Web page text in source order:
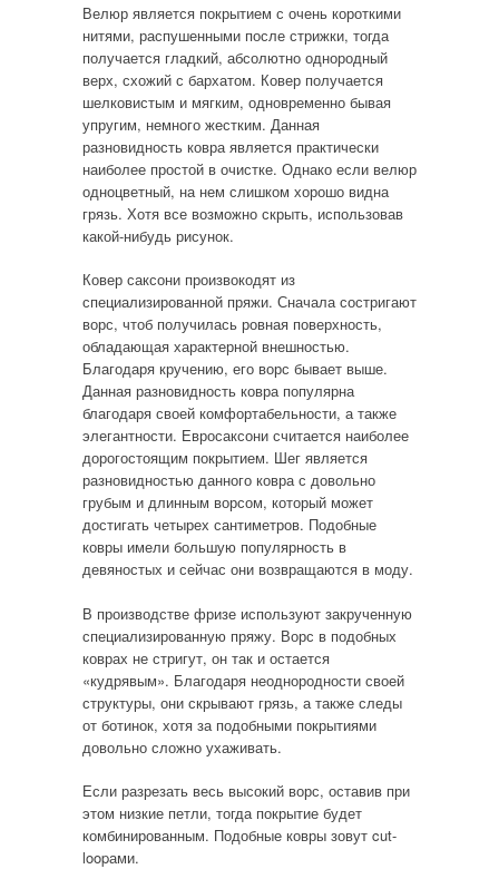
Велюр является покрытием с очень короткими
нитями, распушенными после стрижки, тогда
получается гладкий, абсолютно однородный
верх, схожий с бархатом. Ковер получается
шелковистым и мягким, одновременно бывая
упругим, немного жестким. Данная
разновидность ковра является практически
наиболее простой в очистке. Однако если велюр
одноцветный, на нем слишком хорошо видна
грязь. Хотя все возможно скрыть, использовав
какой-нибудь рисунок.
Ковер саксони произвокодят из
специализированной пряжи. Сначала состригают
ворс, чтоб получилась ровная поверхность,
обладающая характерной внешностью.
Благодаря кручению, его ворс бывает выше.
Данная разновидность ковра популярна
благодаря своей комфортабельности, а также
элегантности. Евросаксони считается наиболее
дорогостоящим покрытием. Шег является
разновидностью данного ковра с довольно
грубым и длинным ворсом, который может
достигать четырех сантиметров. Подобные
ковры имели большую популярность в
девяностых и сейчас они возвращаются в моду.
В производстве фризе используют закрученную
специализированную пряжу. Ворс в подобных
коврах не стригут, он так и остается
«кудрявым». Благодаря неоднородности своей
структуры, они скрывают грязь, а также следы
от ботинок, хотя за подобными покрытиями
довольно сложно ухаживать.
Если разрезать весь высокий ворс, оставив при
этом низкие петли, тогда покрытие будет
комбинированным. Подобные ковры зовут cut-
loopами.